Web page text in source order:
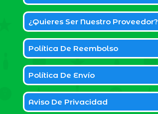
¿Quieres Ser Nuestro Proveedor?
Política De Reembolso
Política De Envío
Aviso De Privacidad